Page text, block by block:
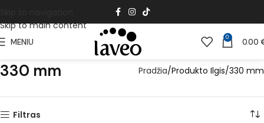
Skip to main content
MENIU 0 0.00
330 mm Pradžia Produkto Ilgis 330 mm
Filtras